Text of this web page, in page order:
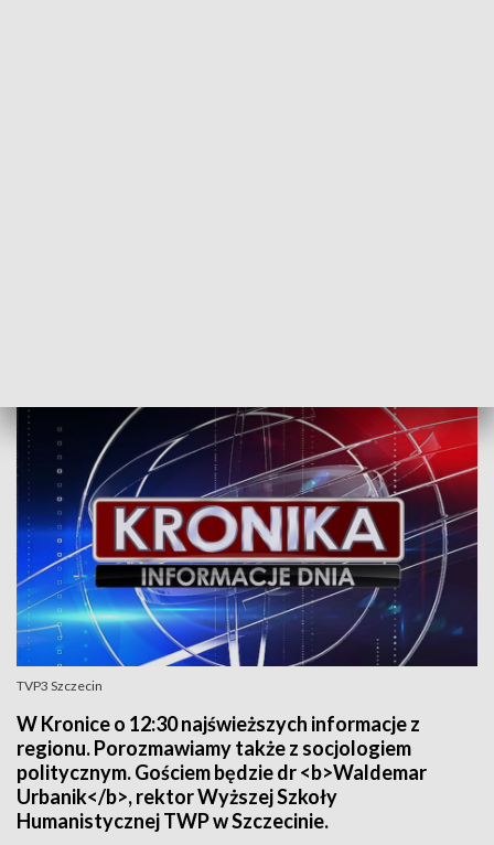
TVP3 Szczecin
W Kronice o 12:30 najświeższych informacje z
regionu. Porozmawiamy także z socjologiem
politycznym. Gościem będzie dr <b>Waldemar
Urbanik</b>, rektor Wyższej Szkoły
Humanistycznej TWP w Szczecinie.